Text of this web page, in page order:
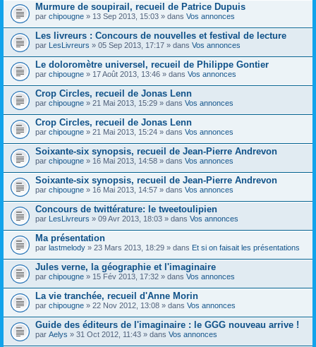
Murmure de soupirail, recueil de Patrice Dupuis
par chipougne » 13 Sep 2013, 15:03 » dans Vos annonces
Les livreurs : Concours de nouvelles et festival de lecture
par LesLivreurs » 05 Sep 2013, 17:17 » dans Vos annonces
Le doloromètre universel, recueil de Philippe Gontier
par chipougne » 17 Août 2013, 13:46 » dans Vos annonces
Crop Circles, recueil de Jonas Lenn
par chipougne » 21 Mai 2013, 15:29 » dans Vos annonces
Crop Circles, recueil de Jonas Lenn
par chipougne » 21 Mai 2013, 15:24 » dans Vos annonces
Soixante-six synopsis, recueil de Jean-Pierre Andrevon
par chipougne » 16 Mai 2013, 14:58 » dans Vos annonces
Soixante-six synopsis, recueil de Jean-Pierre Andrevon
par chipougne » 16 Mai 2013, 14:57 » dans Vos annonces
Concours de twittérature: le tweetoulipien
par LesLivreurs » 09 Avr 2013, 18:03 » dans Vos annonces
Ma présentation
par lastmelody » 23 Mars 2013, 18:29 » dans Et si on faisait les présentations
Jules verne, la géographie et l'imaginaire
par chipougne » 15 Fév 2013, 17:32 » dans Vos annonces
La vie tranchée, recueil d'Anne Morin
par chipougne » 22 Nov 2012, 13:08 » dans Vos annonces
Guide des éditeurs de l'imaginaire : le GGG nouveau arrive !
par Aelys » 31 Oct 2012, 11:43 » dans Vos annonces